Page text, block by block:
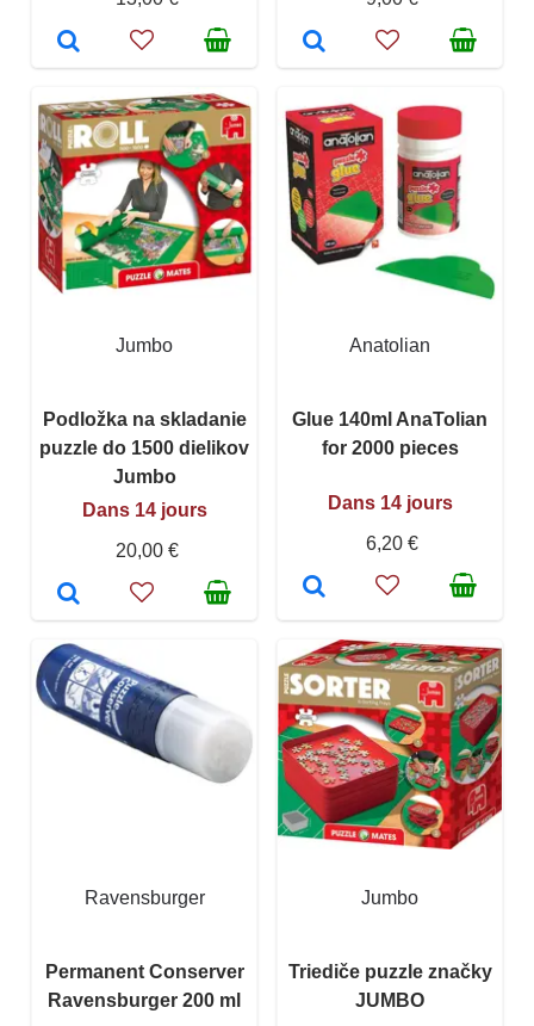
Jumbo
Podložka na skladanie
puzzle do 1500 dielikov
Jumbo
Dans 14 jours
20,00 €
Anatolian
Glue 140ml AnaTolian
for 2000 pieces
Dans 14 jours
6,20 €
Ravensburger
Permanent Conserver
Ravensburger 200 ml
Jumbo
Triediče puzzle značky
JUMBO